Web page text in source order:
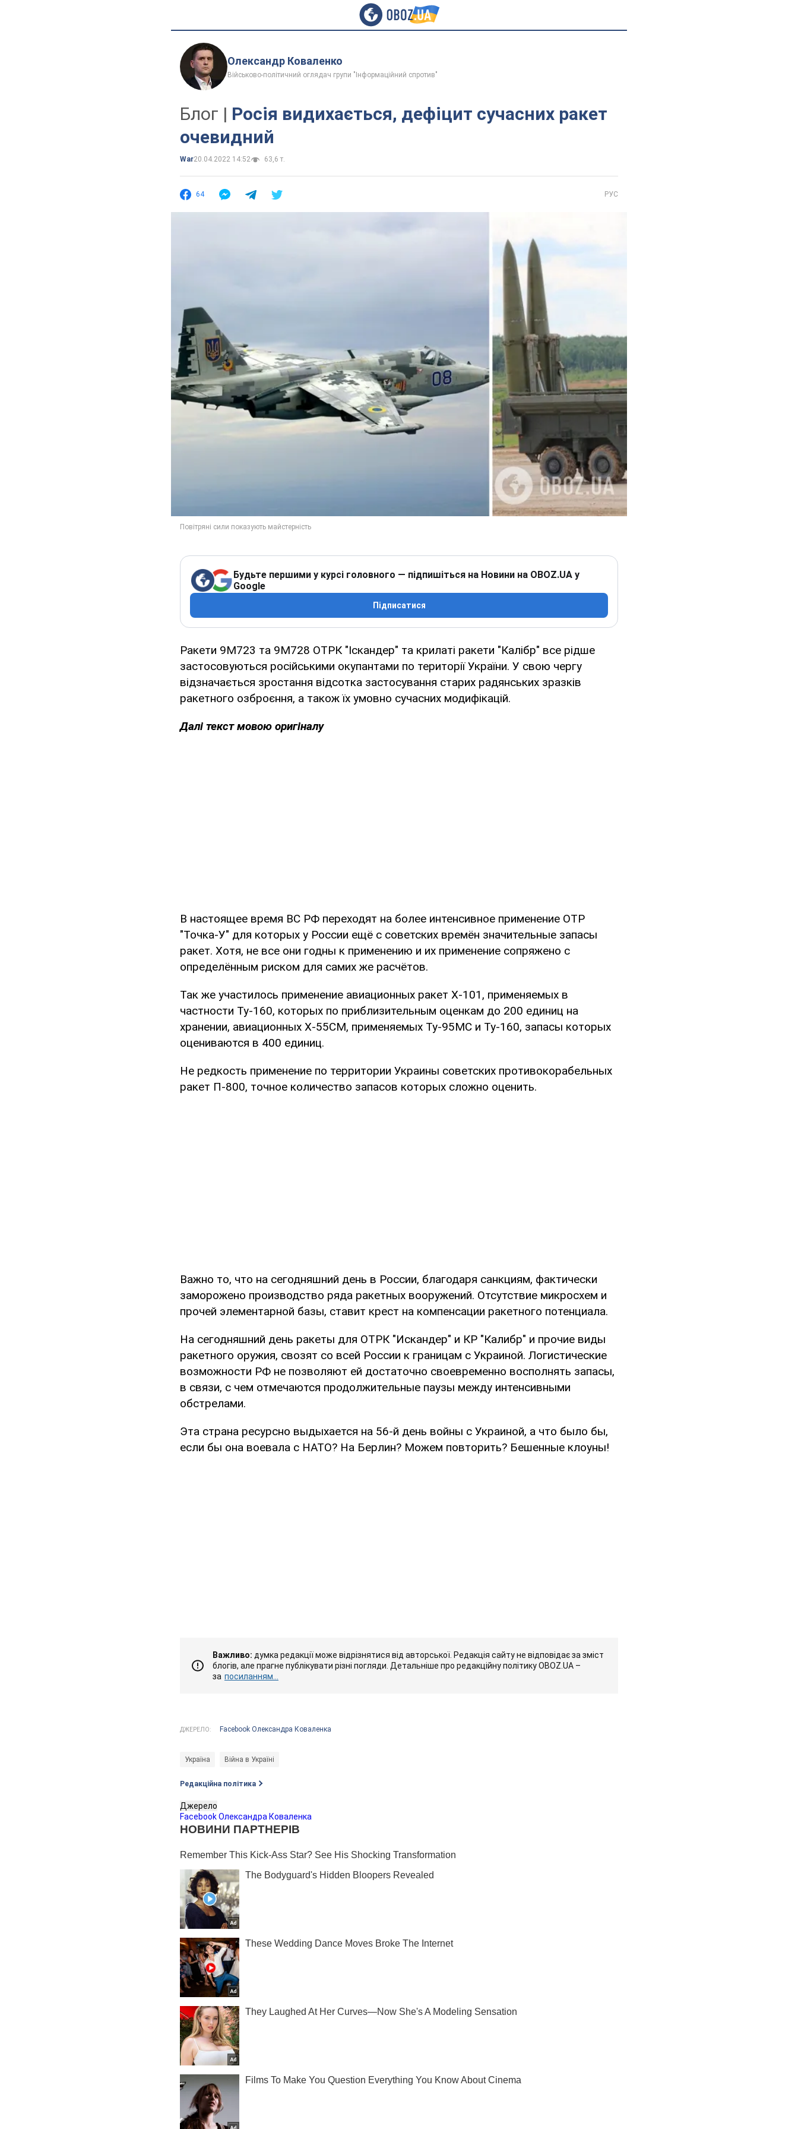
Олександр Коваленко
Військово-політичний оглядач групи "Інформаційний спротив"
Блог | Росія видихається, дефіцит сучасних ракет
очевидний
War20.04.2022 14:52 63,6 т.
64 РУС
Будьте першими у курсі головного — підпишіться на Новини на OBOZ.UA у
Google
Підписатися
Ракети 9М723 та 9М728 ОТРК "Іскандер" та крилаті ракети "Калібр" все рідше
застосовуються російськими окупантами по території України. У свою чергу
відзначається зростання відсотка застосування старих радянських зразків
ракетного озброєння, а також їх умовно сучасних модифікацій.
Далі текст мовою оригіналу
В настоящее время ВС РФ переходят на более интенсивное применение ОТР
"Точка-У" для которых у России ещё с советских времён значительные запасы
ракет. Хотя, не все они годны к применению и их применение сопряжено с
определённым риском для самих же расчётов.
Так же участилось применение авиационных ракет Х-101, применяемых в
частности Ту-160, которых по приблизительным оценкам до 200 единиц на
хранении, авиационных Х-55СМ, применяемых Ту-95МС и Ту-160, запасы которых
оцениваются в 400 единиц.
Не редкость применение по территории Украины советских противокорабельных
ракет П-800, точное количество запасов которых сложно оценить.
Важно то, что на сегодняшний день в России, благодаря санкциям, фактически
заморожено производство ряда ракетных вооружений. Отсутствие микросхем и
прочей элементарной базы, ставит крест на компенсации ракетного потенциала.
На сегодняшний день ракеты для ОТРК "Искандер" и КР "Калибр" и прочие виды
ракетного оружия, свозят со всей России к границам с Украиной. Логистические
возможности РФ не позволяют ей достаточно своевременно восполнять запасы,
в связи, с чем отмечаются продолжительные паузы между интенсивными
обстрелами.
Эта страна ресурсно выдыхается на 56-й день войны с Украиной, а что было бы,
если бы она воевала с НАТО? На Берлин? Можем повторить? Бешенные клоуны!
Важливо: думка редакції може відрізнятися від авторської. Редакція сайту не відповідає за зміст
блогів, але прагне публікувати різні погляди. Детальніше про редакційну політику OBOZ.UA –
за посиланням...
ДЖЕРЕЛО: Facebook Олександра Коваленка
Україна Війна в Україні
Редакційна політика
Джерело
Facebook Олександра Коваленка